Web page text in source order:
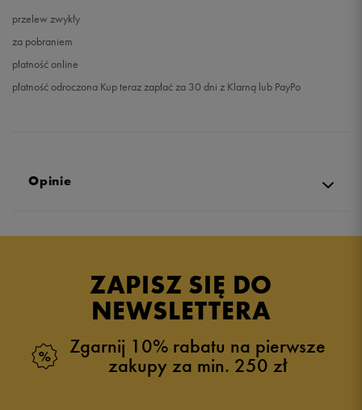
przelew zwykły
za pobraniem
płatność online
płatność odroczona Kup teraz zapłać za 30 dni z Klarną lub PayPo
Opinie
ZAPISZ SIĘ DO
NEWSLETTERA
Zgarnij 10% rabatu na pierwsze
zakupy za min. 250 zł